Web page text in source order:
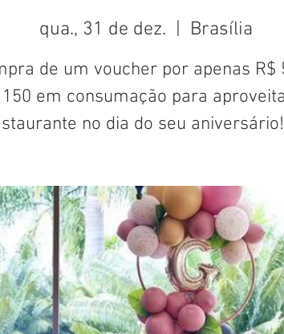
qua., 31 de dez.
Brasília
de um voucher por apenas R$
em consumação para
no dia do seu